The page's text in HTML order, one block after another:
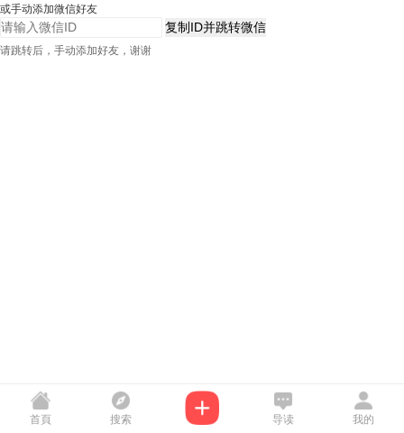
或手动添加微信好友
复制ID并跳转微信
请跳转后，手动添加好友，谢谢
首頁 搜索 导读 我的